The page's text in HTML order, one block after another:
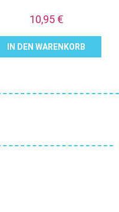
10,95 €
IN DEN WARENKORB